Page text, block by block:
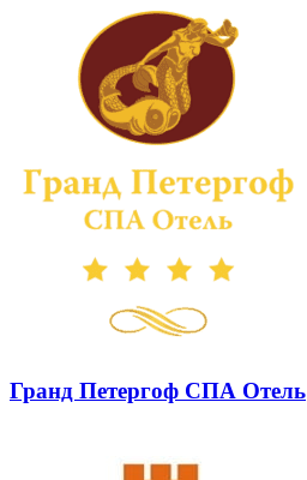
Гранд Петергоф СПА Отель